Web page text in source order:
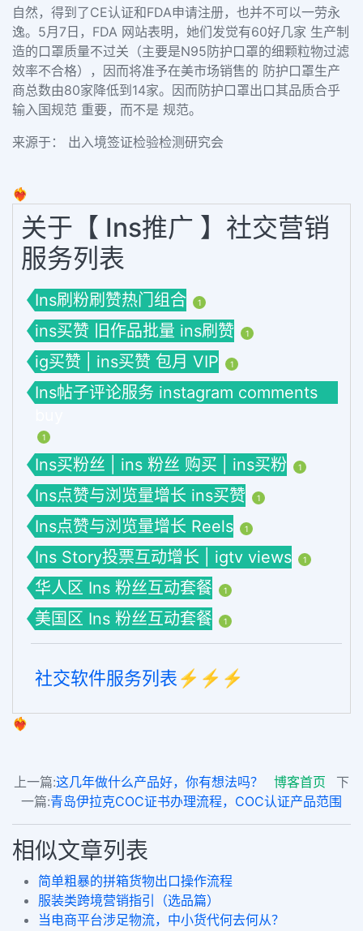
自然，得到了CE认证和FDA申请注册，也并不可以一劳永
逸。 5月7日，FDA 网站表明，她们发觉有60好几家 生产制
造的口罩质量不过关（主要是N95防护口罩的细颗粒物过滤
效率不合格），因而将准予在美市场销售的 防护口罩生产
商总数由80家降低到14家。因而防护口罩出口其品质合乎
输入国规范 重要，而不是 规范。
来源于： 出入境签证检验检测研究会
❤️‍🔥
关于【 Ins推广 】社交营销
服务列表
Ins刷粉刷赞热门组合 1
ins买赞 旧作品批量 ins刷赞 1
ig买赞 | ins买赞 包月 VIP 1
Ins帖子评论服务 instagram comments
1
Ins买粉丝 | ins 粉丝 购买 | ins买粉 1
Ins点赞与浏览量增长 ins买赞 1
Ins点赞与浏览量增长 Reels 1
Ins Story投票互动增长 | igtv views 1
华人区 Ins 粉丝互动套餐 1
美国区 Ins 粉丝互动套餐 1
社交软件服务列表⚡️⚡️⚡️
❤️‍🔥
上一篇:这几年做什么产品好，你有想法吗？ 博客首页
下
一篇:青岛伊拉克COC证书办理流程，COC认证产品范围
相似文章列表
简单粗暴的拼箱货物出口操作流程
服装类跨境营销指引（选品篇）
当电商平台涉足物流，中小货代何去何从？